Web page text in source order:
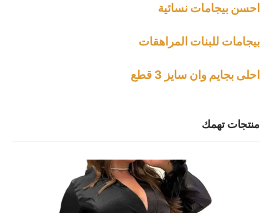
احسن بيجامات نسائية
بيجامات للبنات المراهقات
احلى بجايم وان سايز 3 قطع
منتجات تهمك